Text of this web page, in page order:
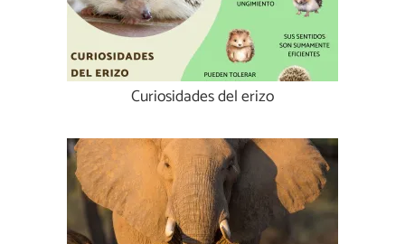
Curiosidades del erizo